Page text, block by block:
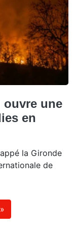
ouvre une
en
la Gironde
de